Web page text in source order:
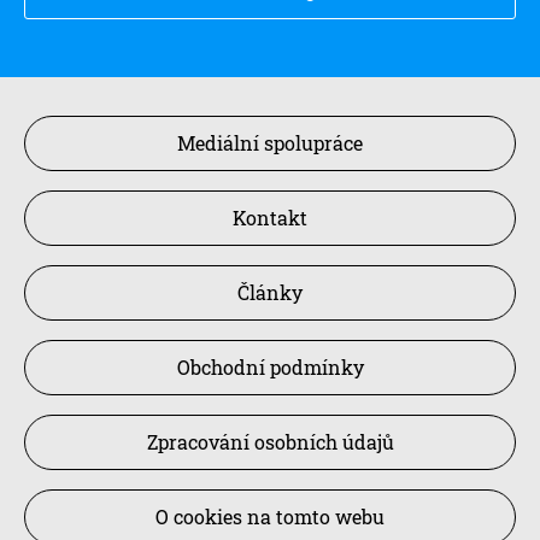
Mediální spolupráce
Kontakt
Články
Obchodní podmínky
Zpracování osobních údajů
O cookies na tomto webu